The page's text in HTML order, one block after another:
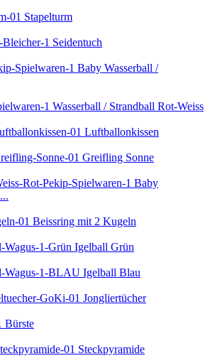
Stapelturm
Seidentuch
Baby Wasserball /
Wasserball / Strandball Rot-Weiss
Luftballonkissen
Greifling Sonne
Baby
Beissring mit 2 Kugeln
Igelball Grün
Igelball Blau
Jongliertücher
Bürste
Steckpyramide